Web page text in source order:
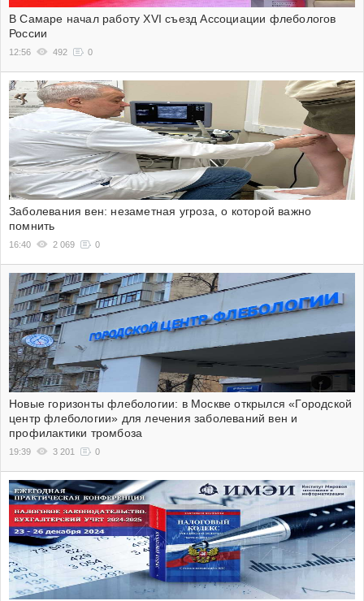
В Самаре начал работу XVI съезд Ассоциации флебологов
России
12:56 492 0
Заболевания вен: незаметная угроза, о которой важно
помнить
16:40 2 069 0
Новые горизонты флебологии: в Москве открылся «Городской
центр флебологии» для лечения заболеваний вен и
профилактики тромбоза
19:39 3 201 0